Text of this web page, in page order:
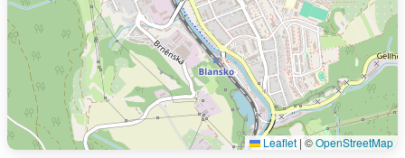
Leaflet | ©OpenStreetMap